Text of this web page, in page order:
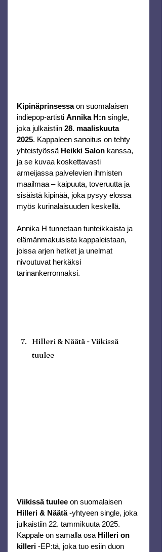
Kipinäprinsessa on suomalaisen
indiepop-artisti Annika H:n single,
joka julkaistiin 28. maaliskuuta
2025. Kappaleen sanoitus on tehty
yhteistyössä Heikki Salon kanssa,
ja se kuvaa koskettavasti
armeijassa palvelevien ihmisten
maailmaa – kaipuuta, toveruutta ja
sisäistä kipinää, joka pysyy elossa
myös kurinalaisuuden keskellä.
Annika H tunnetaan tunteikkaista ja
elämänmakuisista kappaleistaan,
joissa arjen hetket ja unelmat
nivoutuvat herkäksi
tarinankerronnaksi.
Hilleri & Näätä - Viikissä
tuulee
Viikissä tuulee on suomalaisen
Hilleri & Näätä -yhtyeen single, joka
julkaistiin 22. tammikuuta 2025.
Kappale on samalla osa Hilleri on
killeri -EP:tä, joka tuo esiin duon